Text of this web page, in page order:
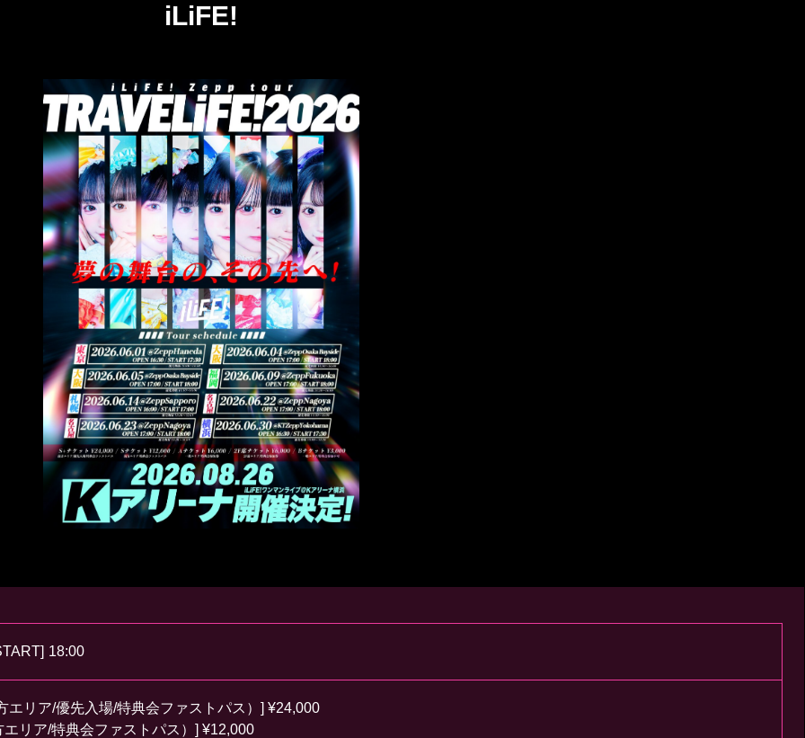
iLiFE!
18:00
エリア/優先入場/特典会ファストパス）] ¥24,000
リア/特典会ファストパス）] ¥12,000